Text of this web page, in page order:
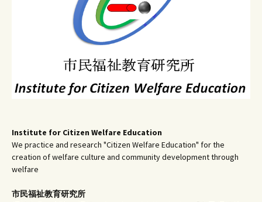
Institute for Citizen Welfare Education
We practice and research "Citizen Welfare Education" for the
creation of welfare culture and community development through
welfare
市民福祉教育研究所